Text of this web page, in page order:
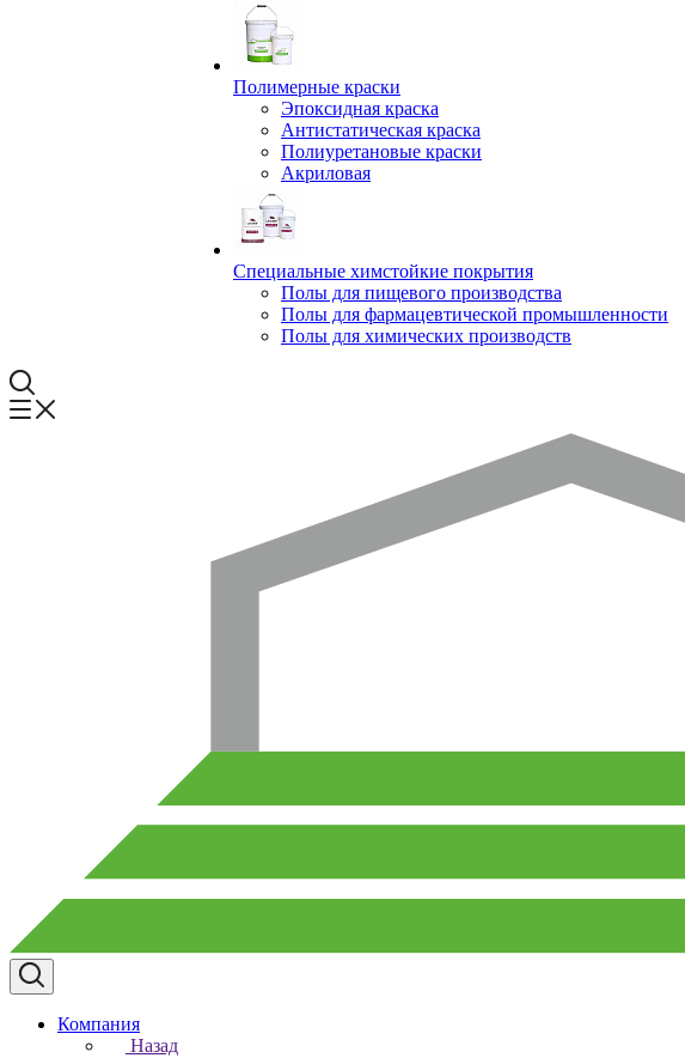
Полимерные краски
Эпоксидная краска
Антистатическая краска
Полиуретановые краски
Акриловая
Специальные химстойкие покрытия
Полы для пищевого производства
Полы для фармацевтической промышленности
Полы для химических производств
Компания
Назад